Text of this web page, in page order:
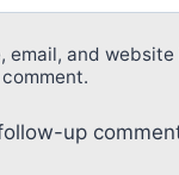
email, and
up